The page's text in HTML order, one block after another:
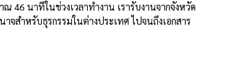
46 นาทีในช่วงเวลาทำงาน เรารับงานจากจังหวัด
จสำหรับธุรกรรมในต่างประเทศ ไปจนถึงเอกสาร